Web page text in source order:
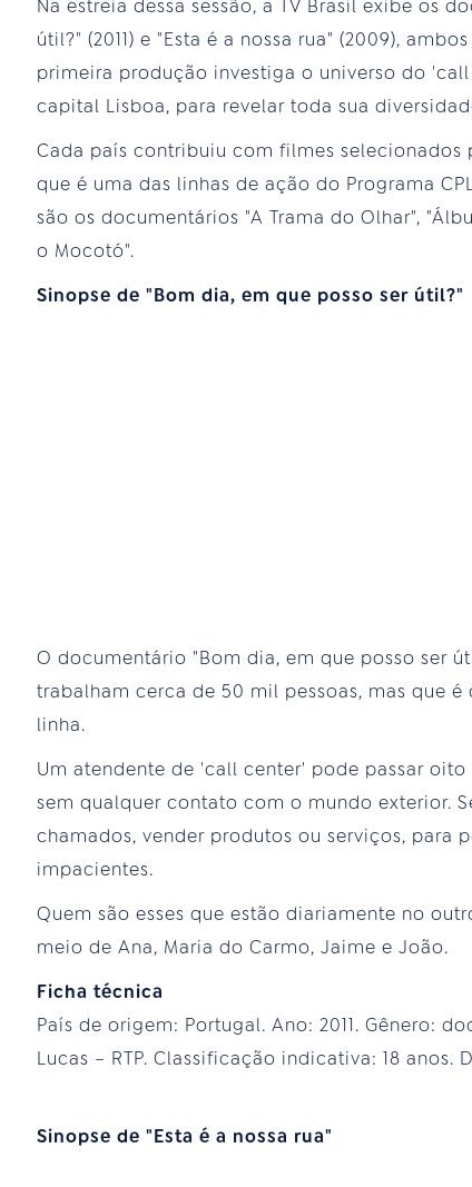
Na estreia dessa sessão, a TV Brasil exibe os
útil?" (2011) e "Esta é a nossa rua" (2009),
primeira produção investiga o universo do
capital Lisboa, para revelar toda sua
Cada país contribuiu com filmes
que é uma das linhas de ação do Programa
são os documentários "A Trama do Olhar",
o Mocotó".
Sinopse de "Bom dia, em que posso ser útil?"
O documentário "Bom dia, em que posso ser
trabalham cerca de 50 mil pessoas, mas que
linha.
Um atendente de 'call center' pode passar
sem qualquer contato com o mundo exterior.
chamados, vender produtos ou serviços, para
impacientes.
Quem são esses que estão diariamente no
meio de Ana, Maria do Carmo, Jaime e João.
Ficha técnica
País de origem: Portugal. Ano: 2011. Gênero:
Lucas – RTP. Classificação indicativa: 18 anos.
Sinopse de "Esta é a nossa rua"